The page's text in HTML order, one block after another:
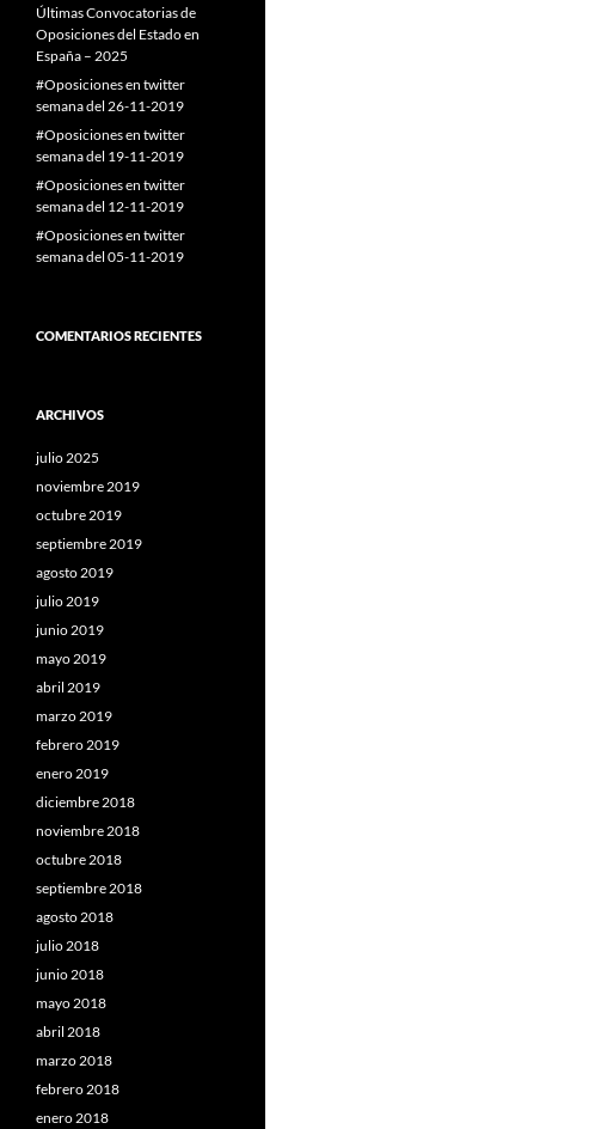
Últimas Convocatorias de
Oposiciones del Estado en
España – 2025
#Oposiciones en twitter
semana del 26-11-2019
#Oposiciones en twitter
semana del 19-11-2019
#Oposiciones en twitter
semana del 12-11-2019
#Oposiciones en twitter
semana del 05-11-2019
COMENTARIOS RECIENTES
ARCHIVOS
julio 2025
noviembre 2019
octubre 2019
septiembre 2019
agosto 2019
julio 2019
junio 2019
mayo 2019
abril 2019
marzo 2019
febrero 2019
enero 2019
diciembre 2018
noviembre 2018
octubre 2018
septiembre 2018
agosto 2018
julio 2018
junio 2018
mayo 2018
abril 2018
marzo 2018
febrero 2018
enero 2018